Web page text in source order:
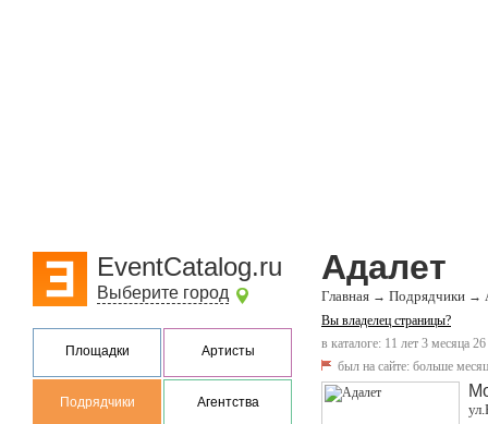
EventCatalog.ru
Выберите город
Площадки Артисты
Подрядчики Агентства
Адалет
Главная → Подрядчики →
Вы владелец страницы?
в каталоге: 11 лет 3 месяца
был на сайте: больше